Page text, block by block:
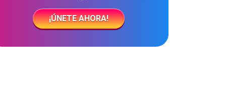
¡ÚNETE AHORA!